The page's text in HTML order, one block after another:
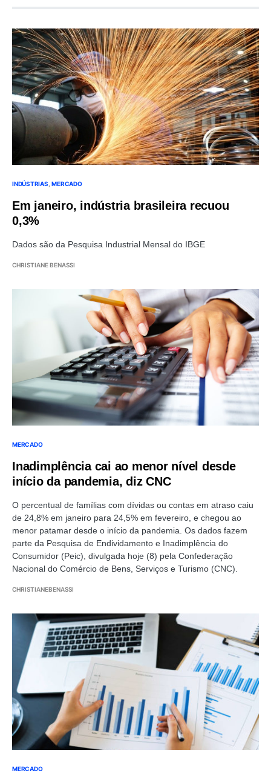
INDÚSTRIAS MERCADO
Em janeiro, indústria brasileira recuou
0,3%
Dados são da Pesquisa Industrial Mensal do IBGE
CHRISTIANE BENASSI
MERCADO
Inadimplência cai ao menor nível desde
início da pandemia, diz CNC
O percentual de famílias com dívidas ou contas em atraso caiu
de 24,8% em janeiro para 24,5% em fevereiro, e chegou ao
menor patamar desde o início da pandemia. Os dados fazem
parte da Pesquisa de Endividamento e Inadimplência do
Consumidor (Peic), divulgada hoje (8) pela Confederação
Nacional do Comércio de Bens, Serviços e Turismo (CNC).
CHRISTIANEBENASSI
MERCADO